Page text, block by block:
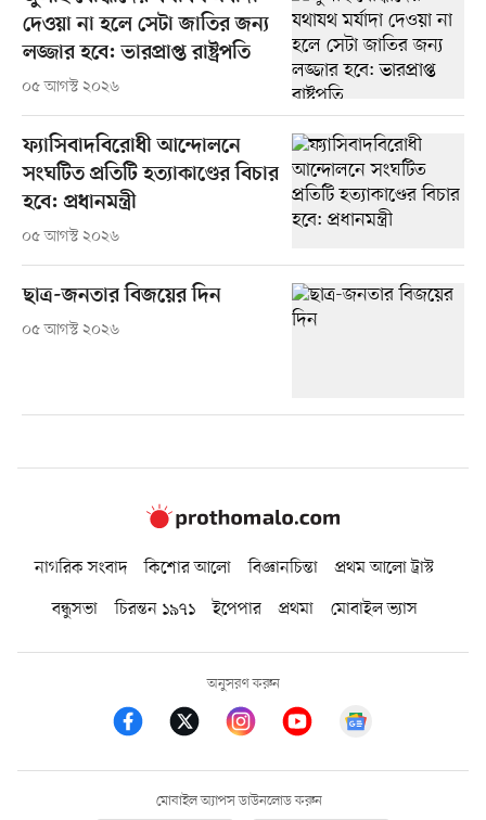
দেওয়া না হলে সেটা জাতির জন্য
লজ্জার হবে: ভারপ্রাপ্ত রাষ্ট্রপতি
০৫ আগস্ট ২০২৬
ফ্যাসিবাদবিরোধী আন্দোলনে
সংঘটিত প্রতিটি হত্যাকাণ্ডের বিচার
হবে: প্রধানমন্ত্রী
০৫ আগস্ট ২০২৬
ছাত্র-জনতার বিজয়ের দিন
০৫ আগস্ট ২০২৬
নাগরিক সংবাদ কিশোর আলো বিজ্ঞানচিন্তা
প্রথম আলো ট্রাস্ট
বন্ধুসভা
চিরন্তন ১৯৭১ ইপেপার প্রথমা মোবাইল ভ্যাস
অনুসরণ করুন
মোবাইল অ্যাপস ডাউনলোড করুন